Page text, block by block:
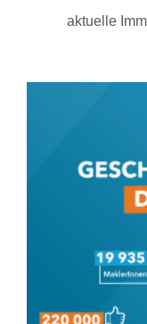
aktuelle